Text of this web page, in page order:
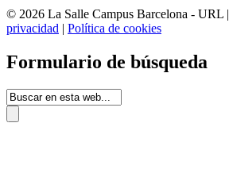
© 2026 La Salle Campus Barcelona - URL |
privacidad | Política de cookies
Formulario de búsqueda